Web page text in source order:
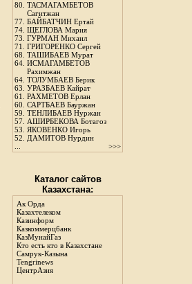
80. ТАСМАГАМБЕТОВ
Сагитжан
77. БАЙБАТЧИН Ертай
74. ЩЕГЛОВА Мария
73. ГУРМАН Михаил
71. ГРИГОРЕНКО Сергей
68. ТАШИБАЕВ Мурат
64. ИСМАГАМБЕТОВ
Рахимжан
64. ТОЛУМБАЕВ Берик
63. УРАЗБАЕВ Кайрат
61. РАХМЕТОВ Ерлан
60. САРТБАЕВ Бауржан
59. ТЕНЛИБАЕВ Нуржан
57. АШИРБЕКОВА Ботагоз
53. ЯКОВЕНКО Игорь
52. ДАМИТОВ Нурдин
>>>
Каталог сайтов
Казахстана:
Ак Орда
Казахтелеком
Казинформ
Казкоммерцбанк
КазМунайГаз
Кто есть кто в Казахстане
Самрук-Казына
Tengrinews
ЦентрАзия